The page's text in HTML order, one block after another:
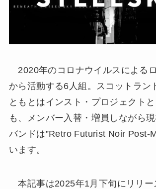
2020年のコロナウイルスによる
から活動する6人組。スコットラン
ともとはインスト・プロジェクト
も、メンバー入替・増員しながら現
バンドは”Retro Futurist Noir Post-
います。
本記事は2025年1月下旬にリリー